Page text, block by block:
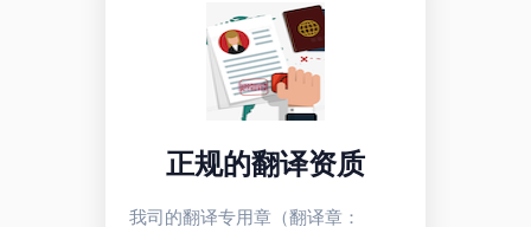
正规的翻译资质
我司的翻译专用章（翻译章：